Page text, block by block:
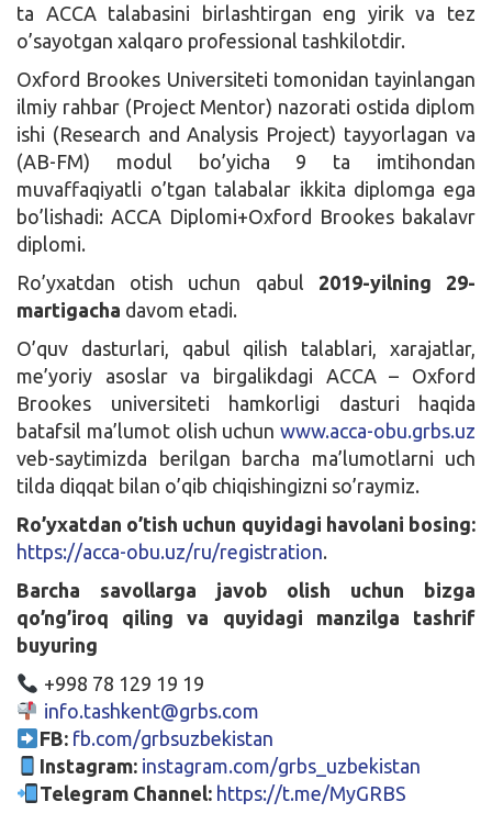
ta ACCA talabasini birlashtirgan eng yirik va tez
o’sayotgan xalqaro professional tashkilotdir.
Oxford Brookes Universiteti tomonidan tayinlangan
ilmiy rahbar (Project Mentor) nazorati ostida diplom
ishi (Research and Analysis Project) tayyorlagan va
(AB-FM) modul bo’yicha 9 ta imtihondan
muvaffaqiyatli o’tgan talabalar ikkita diplomga ega
bo’lishadi: ACCA Diplomi+Oxford Brookes bakalavr
diplomi.
Ro’yxatdan otish uchun qabul 2019-yilning 29-
martigacha davom etadi.
O’quv dasturlari, qabul qilish talablari, xarajatlar,
me’yoriy asoslar va birgalikdagi ACCA – Oxford
Brookes universiteti hamkorligi dasturi haqida
batafsil ma’lumot olish uchun www.acca-obu.grbs.uz
veb-saytimizda berilgan barcha ma’lumotlarni uch
tilda diqqat bilan o’qib chiqishingizni so’raymiz.
Ro’yxatdan o’tish uchun quyidagi havolani bosing:
https://acca-obu.uz/ru/registration.
Barcha savollarga javob olish uchun bizga
qo’ng’iroq qiling va quyidagi manzilga tashrif
buyuring
+998 78 129 19 19
info.tashkent@grbs.com
FB: fb.com/grbsuzbekistan
Instagram: instagram.com/grbs_uzbekistan
Telegram Channel: https://t.me/MyGRBS